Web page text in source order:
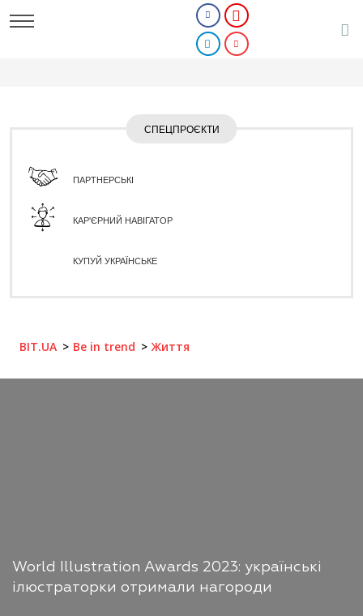
СПЕЦПРОЄКТИ
ПАРТНЕРСЬКІ
КАР'ЄРНИЙ НАВІГАТОР
КУПУЙ УКРАЇНСЬКЕ
BIT.UA Be in trend Життя
World Illustration Awards 2023: українські
ілюстраторки отримали нагороди